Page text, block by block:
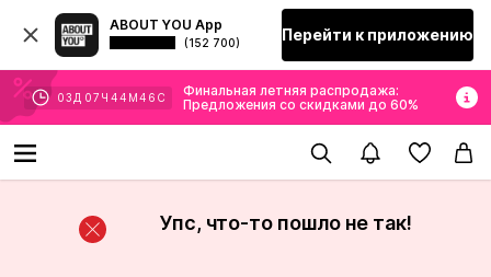
ABOUT YOU App
(152 700) Перейти к приложению
03 Д 07 Ч 44 М46 С
Финальная летняя распродажа:
Предложения со скидками до 60%
Упс, что-то пошло не так!